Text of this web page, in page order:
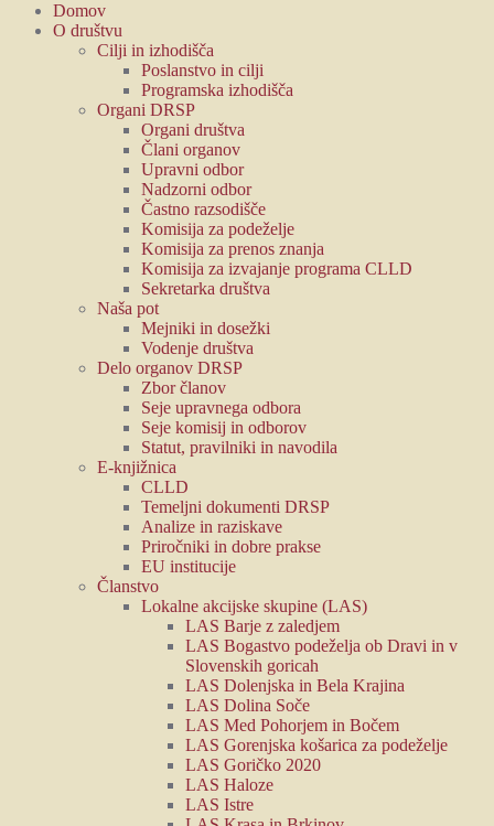
Domov
O društvu
Cilji in izhodišča
Poslanstvo in cilji
Programska izhodišča
Organi DRSP
Organi društva
Člani organov
Upravni odbor
Nadzorni odbor
Častno razsodišče
Komisija za podeželje
Komisija za prenos znanja
Komisija za izvajanje programa CLLD
Sekretarka društva
Naša pot
Mejniki in dosežki
Vodenje društva
Delo organov DRSP
Zbor članov
Seje upravnega odbora
Seje komisij in odborov
Statut, pravilniki in navodila
E-knjižnica
CLLD
Temeljni dokumenti DRSP
Analize in raziskave
Priročniki in dobre prakse
EU institucije
Članstvo
Lokalne akcijske skupine (LAS)
LAS Barje z zaledjem
LAS Bogastvo podeželja ob Dravi in v
Slovenskih goricah
LAS Dolenjska in Bela Krajina
LAS Dolina Soče
LAS Med Pohorjem in Bočem
LAS Gorenjska košarica za podeželje
LAS Goričko 2020
LAS Haloze
LAS Istre